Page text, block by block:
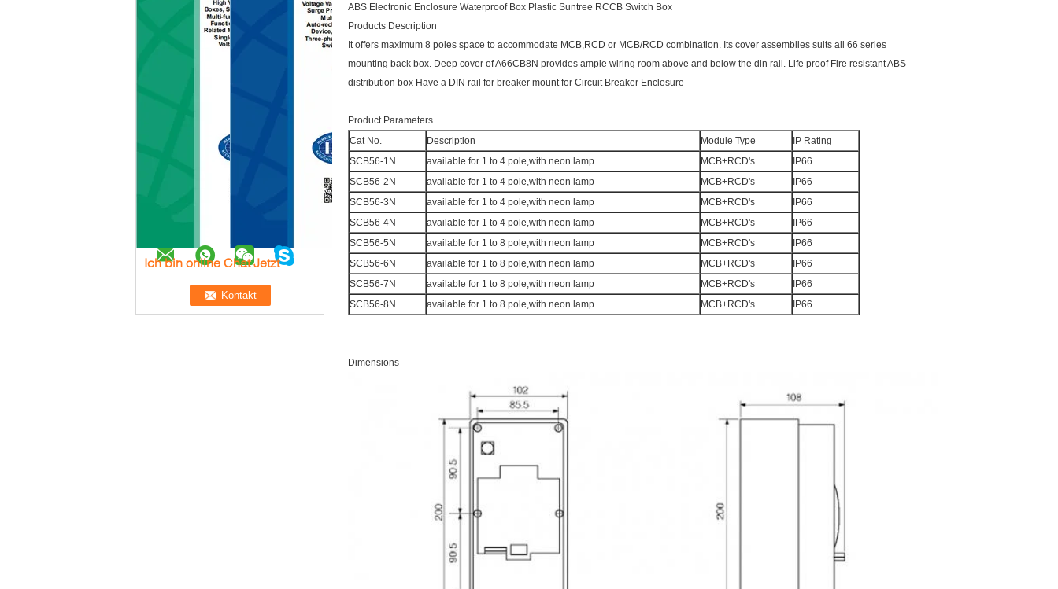
Ich bin online Chat Jetzt
ABS Electronic Enclosure Waterproof Box Plastic Suntree RCCB Switch Box
Products Description
It offers maximum 8 poles space to accommodate MCB,RCD or MCB/RCD combination. Its cover assemblies suits all 66 series
mounting back box. Deep cover of A66CB8N provides ample wiring room above and below the din rail. Life proof Fire resistant ABS
distribution box Have a DIN rail for breaker mount for Circuit Breaker Enclosure
Product Parameters
Cat No.
Description Module Type
IP Rating
SCB56-1N
available for 1 to 4 pole,with neon lamp MCB+RCD's
IP66
SCB56-2N
available for 1 to 4 pole,with neon lamp MCB+RCD's
IP66
SCB56-3N
available for 1 to 4 pole,with neon lamp MCB+RCD's
IP66
SCB56-4N
available for 1 to 4 pole,with neon lamp MCB+RCD's
IP66
SCB56-5N
available for 1 to 8 pole,with neon lamp MCB+RCD's
IP66
SCB56-6N
available for 1 to 8 pole,with neon lamp MCB+RCD's
IP66
SCB56-7N
available for 1 to 8 pole,with neon lamp MCB+RCD's
IP66
SCB56-8N
available for 1 to 8 pole,with neon lamp MCB+RCD's IP66
Dimensions